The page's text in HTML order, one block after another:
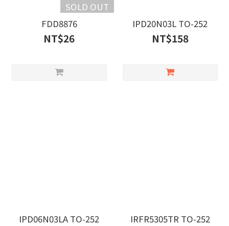
SOLD OUT
FDD8876
NT$26
IPD20N03L TO-252
NT$158
IPD06N03LA TO-252 IRFR5305TR TO-252